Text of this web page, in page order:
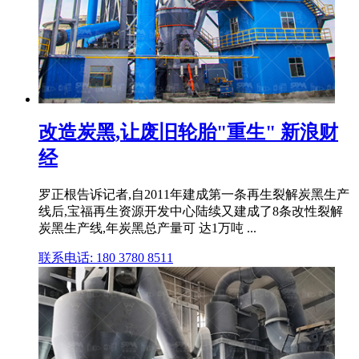
改造炭黑,让废旧轮胎"重生" 新浪财
经
罗正根告诉记者,自2011年建成第一条再生裂解炭黑生产
线后,宝福再生资源开发中心陆续又建成了8条改性裂解
炭黑生产线,年炭黑总产量可 达1万吨 ...
联系电话: 180 3780 8511